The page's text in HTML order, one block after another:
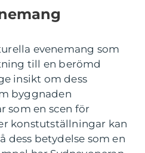
evenemang som
till en berömd
insikt om dess
byggnaden
som en scen för
konstutställningar kan
dess betydelse som en